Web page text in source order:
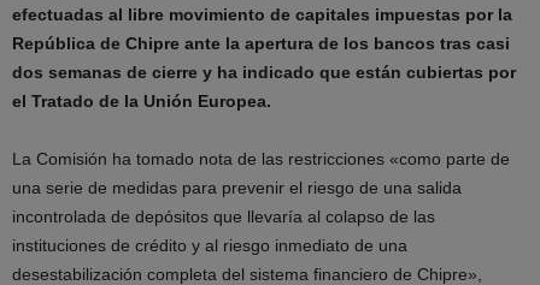
efectuadas al libre movimiento de capitales impuestas por la
República de Chipre ante la apertura de los bancos tras casi
dos semanas de cierre y ha indicado que están cubiertas por
el Tratado de la Unión Europea.
La Comisión ha tomado nota de las restricciones «como parte de
una serie de medidas para prevenir el riesgo de una salida
incontrolada de depósitos que llevaría al colapso de las
instituciones de crédito y al riesgo inmediato de una
desestabilización completa del sistema financiero de Chipre»,